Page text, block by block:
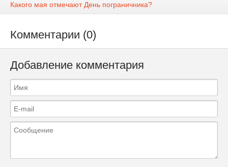
Какого мая отмечают День пограничника?
Комментарии (0)
Добавление комментария